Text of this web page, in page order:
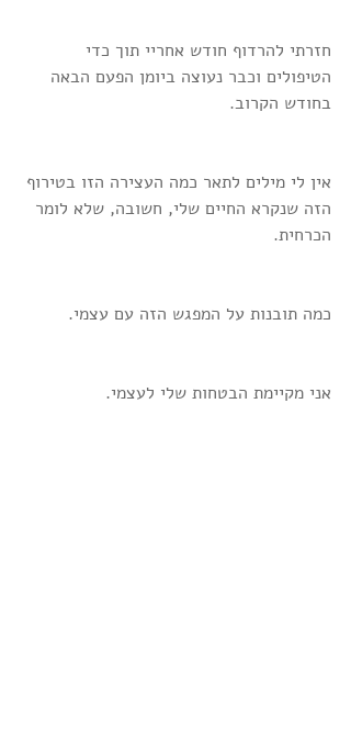
חזרתי להרדוף חודש אחריי תוך כדי
הטיפולים וכבר נעוצה ביומן הפעם הבאה
בחודש הקרוב.
אין לי מילים לתאר כמה העצירה הזו בטירוף
הזה שנקרא החיים שלי, חשובה, שלא לומר
הכרחית.
כמה תובנות על המפגש הזה עם עצמי.
אני מקיימת הבטחות שלי לעצמי.